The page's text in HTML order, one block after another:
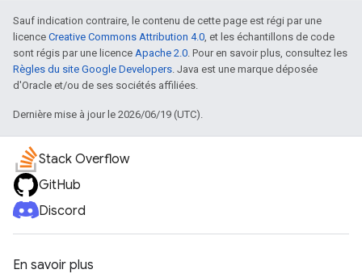
Sauf indication contraire, le contenu de cette page est régi par une
licence Creative Commons Attribution 4.0, et les échantillons de code
sont régis par une licence Apache 2.0. Pour en savoir plus, consultez les
Règles du site Google Developers. Java est une marque déposée
d'Oracle et/ou de ses sociétés affiliées.
Dernière mise à jour le 2026/06/19 (UTC).
Stack Overflow
GitHub
Discord
En savoir plus